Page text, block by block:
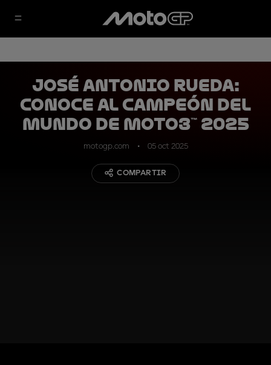
José Antonio Rueda:
Conoce al Campeón del
Mundo de Moto3™ 2025
motogp.com 05 oct 2025
COMPARTIR